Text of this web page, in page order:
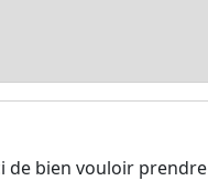
bien vouloir